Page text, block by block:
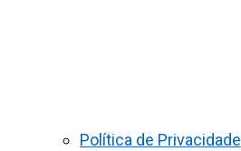
Política de Privacidade